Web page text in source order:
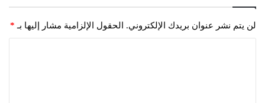
لن يتم نشر عنوان بريدك الإلكتروني. الحقول الإلزامية مشار إليها بـ *